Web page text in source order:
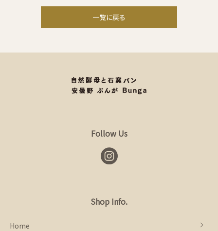
一覧に戻る
Follow Us
Shop Info.
Home